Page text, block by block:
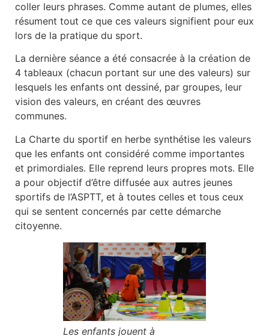
coller leurs phrases. Comme autant de plumes, elles
résument tout ce que ces valeurs signifient pour eux
lors de la pratique du sport.
La dernière séance a été consacrée à la création de
4 tableaux (chacun portant sur une des valeurs) sur
lesquels les enfants ont dessiné, par groupes, leur
vision des valeurs, en créant des œuvres
communes.
La Charte du sportif en herbe synthétise les valeurs
que les enfants ont considéré comme importantes
et primordiales. Elle reprend leurs propres mots. Elle
a pour objectif d’être diffusée aux autres jeunes
sportifs de l’ASPTT, et à toutes celles et tous ceux
qui se sentent concernés par cette démarche
citoyenne.
Les enfants jouent à